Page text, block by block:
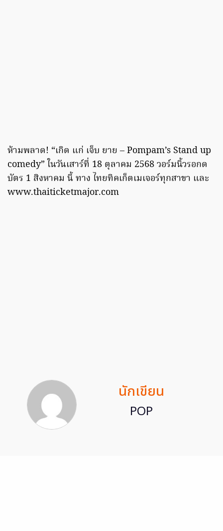
ห้ามพลาด! “เกิด แก่ เจ็บ ยาย – Pompam’s Stand up
comedy” ในวันเสาร์ที่ 18 ตุลาคม 2568 วอร์มนิ้วรอกด
บัตร 1 สิงหาคม นี้ ทาง ไทยทิคเก็ตเมเจอร์ทุกสาขา และ
www.thaiticketmajor.com
นักเขียน
POP